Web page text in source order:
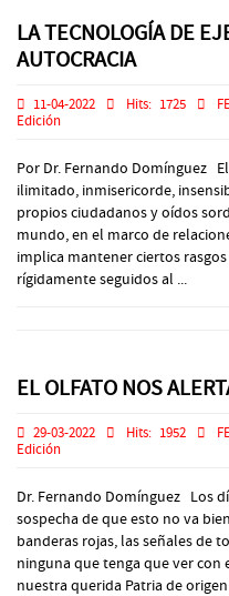
LA TECNOLOGÍA DE
AUTOCRACIA
11-04-2022 Hits: 1725
Edición
Por Dr. Fernando Domínguez
ilimitado, inmisericorde,
propios ciudadanos y oídos
mundo, en el marco de
implica mantener ciertos
rígidamente seguidos al ...
EL OLFATO NOS
29-03-2022 Hits: 1952
Edición
Dr. Fernando Domínguez Los
sospecha de que esto no va
banderas rojas, las señales de
ninguna que tenga que ver
nuestra querida Patria de